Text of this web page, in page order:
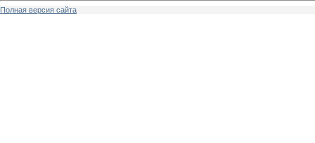
Полная версия сайта